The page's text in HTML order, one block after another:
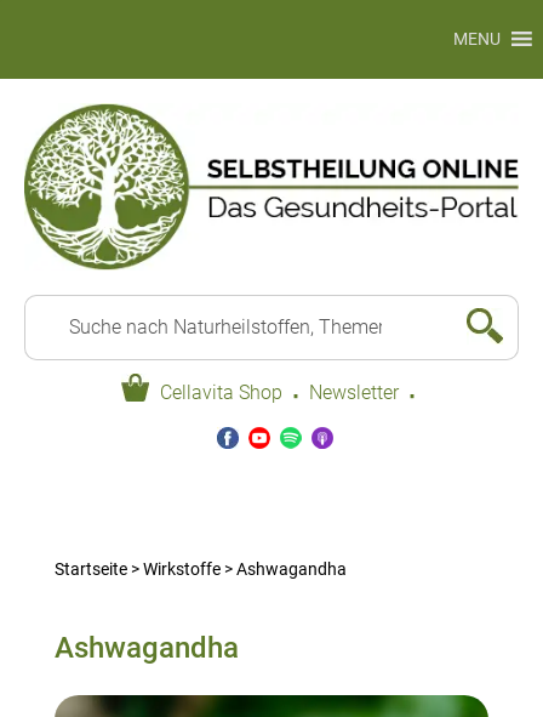
Cellavita Shop · Newsletter ·
MENU
Startseite>Wirkstoffe>Ashwagandha
Ashwagandha